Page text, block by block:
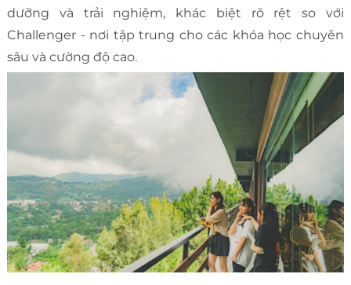
dưỡng và trải nghiệm, khác biệt rõ rệt so với
Challenger - nơi tập trung cho các khóa học chuyên
sâu và cường độ cao.